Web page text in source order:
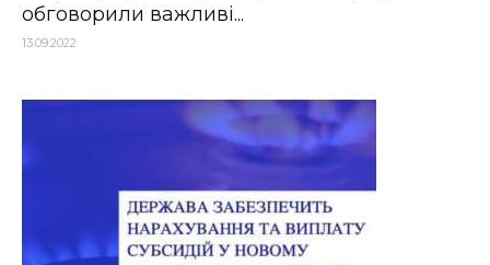
обговорили важливі...
13.09.2022